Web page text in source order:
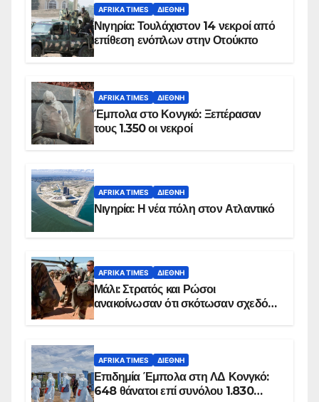
AFRIKA TIMES ΔΙΕΘΝΉ
Νιγηρία: Τουλάχιστον 14 νεκροί από
επίθεση ενόπλων στην Οτούκπο
AFRIKA TIMES ΔΙΕΘΝΉ
Έμπολα στο Κονγκό: Ξεπέρασαν
τους 1.350 οι νεκροί
AFRIKA TIMES ΔΙΕΘΝΉ
Νιγηρία: Η νέα πόλη στον Ατλαντικό
AFRIKA TIMES ΔΙΕΘΝΉ
Μάλι: Στρατός και Ρώσοι
ανακοίνωσαν ότι σκότωσαν σχεδόν
AFRIKA TIMES ΔΙΕΘΝΉ
Επιδημία Έμπολα στη ΛΔ Κονγκό:
648 θάνατοι επί συνόλου 1.830